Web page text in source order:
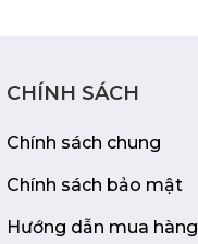
CHÍNH SÁCH
Chính sách chung
Chính sách bảo mật
Hướng dẫn mua hàng